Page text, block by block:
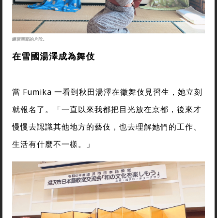
練習舞蹈的片段。
在雪國湯澤成為舞伎
當 Fumika 一看到秋田湯澤在徵舞伎見習生，她立刻
就報名了。「一直以來我都把目光放在京都，後來才
慢慢去認識其他地方的藝伎，也去理解她們的工作、
生活有什麼不一樣。」